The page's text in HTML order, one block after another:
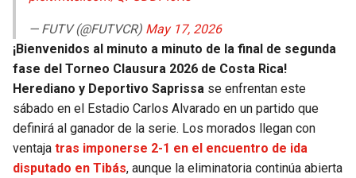
— FUTV (@FUTVCR) May 17, 2026
¡Bienvenidos al minuto a minuto de la final de segunda
fase del Torneo Clausura 2026 de Costa Rica!
Herediano y Deportivo Saprissa se enfrentan este
sábado en el Estadio Carlos Alvarado en un partido que
definirá al ganador de la serie. Los morados llegan con
ventaja tras imponerse 2-1 en el encuentro de ida
disputado en Tibás, aunque la eliminatoria continúa abierta